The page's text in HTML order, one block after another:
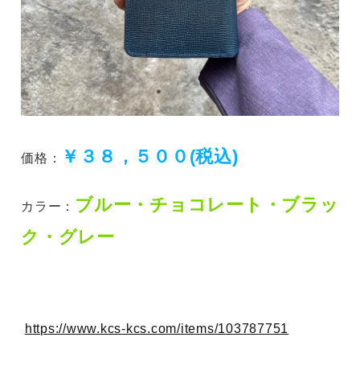
価格： ￥３８，５００(税込)
カラー： ブルー・チョコレート・ブラッ
ク・グレー
https://www.kcs-kcs.com/items/103787751